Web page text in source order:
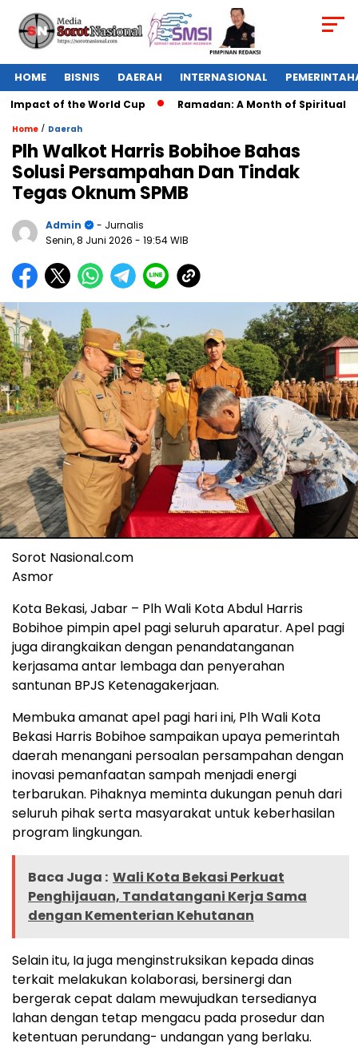
HOME BISNIS DAERAH INTERNASIONAL
of the World Cup Ramadan: A Month of Spiritual
Home / Daerah
Plh Walkot Harris Bobihoe Bahas
Solusi Persampahan Dan Tindak
Tegas Oknum SPMB
Admin
- Jurnalis
Senin, 8 Juni 2026 - 19:54 WIB
Sorot Nasional.com
Asmor
Kota Bekasi, Jabar – Plh Wali Kota Abdul Harris
Bobihoe pimpin apel pagi seluruh aparatur. Apel pagi
juga dirangkaikan dengan penandatanganan
kerjasama antar lembaga dan penyerahan
santunan BPJS Ketenagakerjaan.
Membuka amanat apel pagi hari ini, Plh Wali Kota
Bekasi Harris Bobihoe sampaikan upaya pemerintah
daerah menangani persoalan persampahan dengan
inovasi pemanfaatan sampah menjadi energi
terbarukan. Pihaknya meminta dukungan penuh dari
seluruh pihak serta masyarakat untuk keberhasilan
program lingkungan.
Baca Juga : Wali Kota Bekasi Perkuat
Penghijauan, Tandatangani Kerja Sama
dengan Kementerian Kehutanan
Selain itu, Ia juga menginstruksikan kepada dinas
terkait melakukan kolaborasi, bersinergi dan
bergerak cepat dalam mewujudkan tersedianya
lahan dengan tetap mengacu pada prosedur dan
ketentuan perundang- undangan yang berlaku.